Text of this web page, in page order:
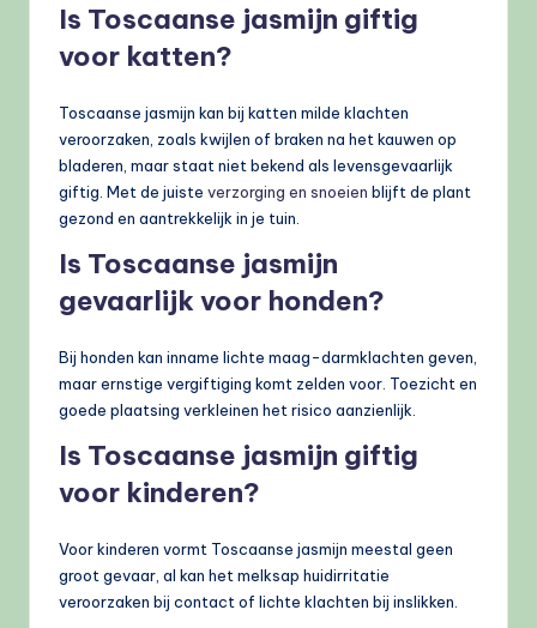
Is Toscaanse jasmijn giftig
voor katten?
Toscaanse jasmijn kan bij katten milde klachten
veroorzaken, zoals kwijlen of braken na het kauwen op
bladeren, maar staat niet bekend als levensgevaarlijk
giftig. Met de juiste verzorging en snoeien blijft de plant
gezond en aantrekkelijk in je tuin.
Is Toscaanse jasmijn
gevaarlijk voor honden?
Bij honden kan inname lichte maag-darmklachten geven,
maar ernstige vergiftiging komt zelden voor. Toezicht en
goede plaatsing verkleinen het risico aanzienlijk.
Is Toscaanse jasmijn giftig
voor kinderen?
Voor kinderen vormt Toscaanse jasmijn meestal geen
groot gevaar, al kan het melksap huidirritatie
veroorzaken bij contact of lichte klachten bij inslikken.